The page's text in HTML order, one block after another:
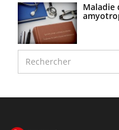
Maladie